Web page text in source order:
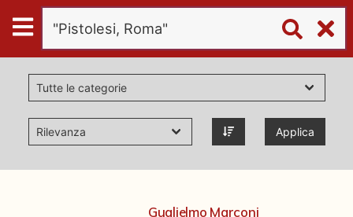
Digital
Humanities
Donazioni
Pubblicazioni Applica
Guglielmo Marconi